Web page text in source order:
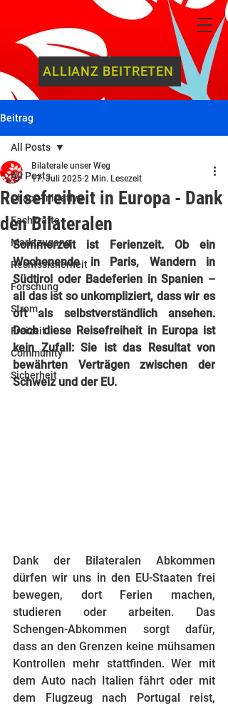
ALLIANZ BEITRETEN
Beitrag
All Posts
Chaos-Initiative
Fachkräfte
Marktzugang
Rechtssicherheit
Forschung
Strom
Freizeit
Community
Sicherheit
All Posts
Reisefreiheit in Europa - Dank
den Bilateralen
Bilaterale unser Weg
17. Juli 2025 2 Min. Lesezeit
Sommerzeit ist Ferienzeit. Ob ein
Wochenende in Paris, Wandern in
Südtirol oder Badeferien in Spanien –
all das ist so unkompliziert, dass wir es
oft als selbstverständlich ansehen.
Doch diese Reisefreiheit in Europa ist
kein Zufall: Sie ist das Resultat von
bewährten Verträgen zwischen der
Schweiz und der EU.
Dank der Bilateralen Abkommen
dürfen wir uns in den EU-Staaten frei
bewegen, dort Ferien machen,
studieren oder arbeiten. Das
Schengen-Abkommen sorgt dafür,
dass an den Grenzen keine mühsamen
Kontrollen mehr stattfinden. Wer mit
dem Auto nach Italien fährt oder mit
dem Flugzeug nach Portugal reist,